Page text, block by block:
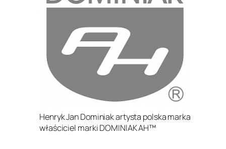
Henryk Jan Dominiak artysta polska marka
właściciel marki DOMINIAK AH™